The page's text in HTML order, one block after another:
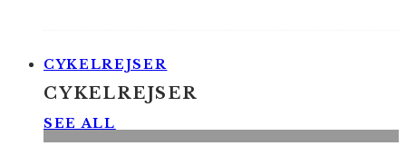
CYKELREJSER
CYKELREJSER
SEE ALL